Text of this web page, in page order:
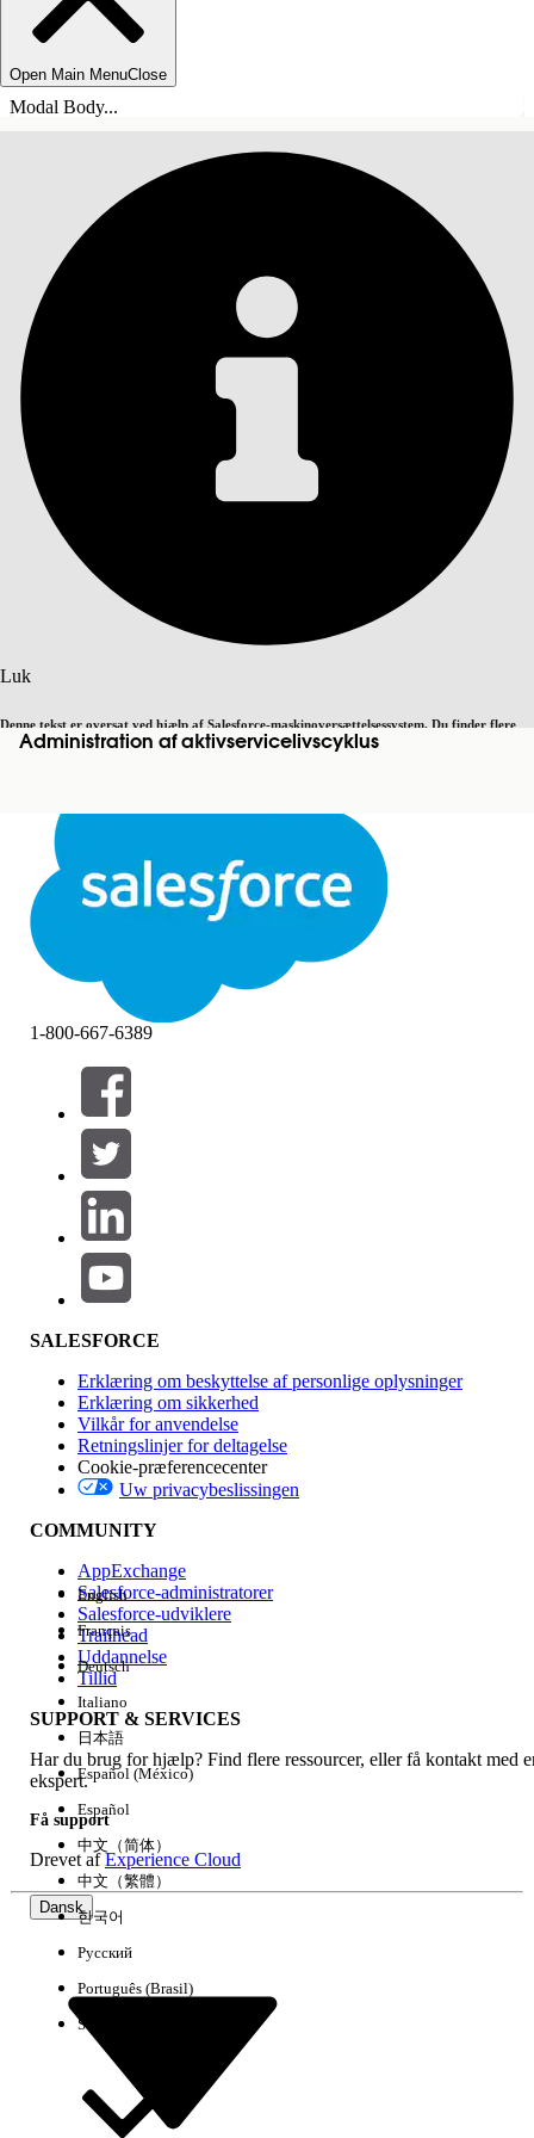
Open Main MenuClose
Modal Body...
Luk
Denne tekst er oversat ved hjælp af Salesforce-maskinoversættelsessystem. Du finder flere
detaljer her Skift til engelsk Ikke nu
Luk
Administration af aktivservicelivscyklus
INDHOLD
Filtre (0)
VÆLG FILTRE
Produktområde
Funktionspåvirkning
Version
Experience
Ryd alle Udført
1-800-667-6389
SALESFORCE
Erklæring om beskyttelse af personlige oplysninger
Erklæring om sikkerhed
Vilkår for anvendelse
Retningslinjer for deltagelse
Cookie-præferencecenter
Uw privacybeslissingen
COMMUNITY
AppExchange
Salesforce-administratorer
Salesforce-udviklere
Trailhead
Uddannelse
Tillid
SUPPORT & SERVICES
Har du brug for hjælp? Find flere ressourcer, eller få kontakt med
ekspert.
Få support
Drevet afExperience Cloud
Dansk
English
Français
Deutsch
Italiano
日本語
Español (México)
Español
中文（简体）
中文（繁體）
한국어
Русский
Português (Brasil)
Suomi